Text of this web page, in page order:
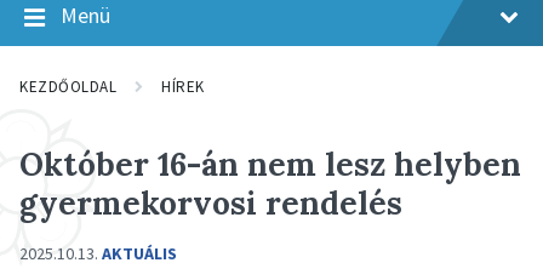
Menü
KEZDŐOLDAL HÍREK
Október 16-án nem lesz helyben
gyermekorvosi rendelés
2025.10.13. AKTUÁLIS